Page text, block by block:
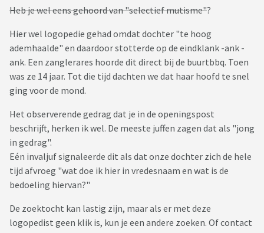
Heb je wel eens gehoord van "selectief mutisme"?
Hier wel logopedie gehad omdat dochter "te hoog
ademhaalde" en daardoor stotterde op de eindklank -ank -
ank. Een zanglerares hoorde dit direct bij de buurtbbq. Toen
was ze 14 jaar. Tot die tijd dachten we dat haar hoofd te snel
ging voor de mond.
Het observerende gedrag dat je in de openingspost
beschrijft, herken ik wel. De meeste juffen zagen dat als "jong
in gedrag".
Eén invaljuf signaleerde dit als dat onze dochter zich de hele
tijd afvroeg "wat doe ik hier in vredesnaam en wat is de
bedoeling hiervan?"
De zoektocht kan lastig zijn, maar als er met deze
logopedist geen klik is, kun je een andere zoeken. Of contact